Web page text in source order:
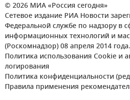
© 2026 МИА «Россия сегодня»
Сетевое издание РИА Новости
Федеральной службе по надзору в
информационных технологий и
(Роскомнадзор) 08 апреля 2014 года.
Политика использования Cookie и
логирования
Политика конфиденциальности
Правила применения